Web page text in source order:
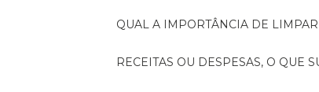
QUAL A IMPORTÂNCIA DE
RECEITAS OU DESPESAS, O